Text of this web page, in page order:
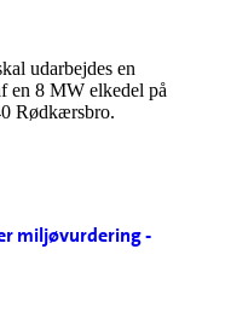
udarbejdes en
en 8 MW elkedel på
Rødkærsbro.
miljøvurdering -